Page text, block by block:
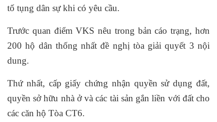
tố tụng dân sự khi có yêu cầu.
Trước quan điểm VKS nêu trong bản cáo trạng, hơn
200 hộ dân thống nhất đề nghị tòa giải quyết 3 nội
dung.
Thứ nhất, cấp giấy chứng nhận quyền sử dụng đất,
quyền sở hữu nhà ở và các tài sản gắn liền với đất cho
các căn hộ Tòa CT6.